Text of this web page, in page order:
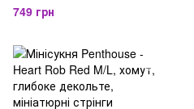
749 грн